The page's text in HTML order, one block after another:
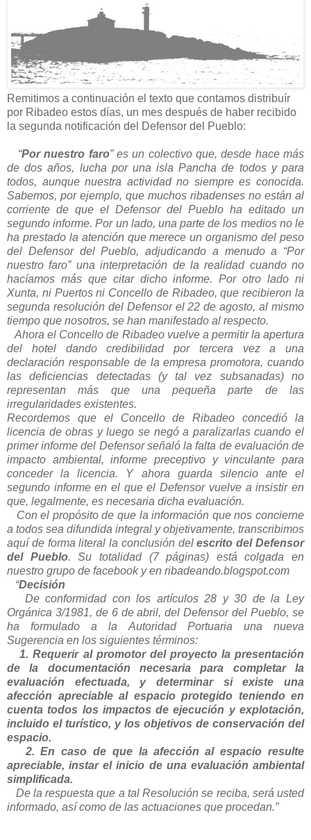
Remitimos a continuación el texto que contamos distribuír
por Ribadeo estos días, un mes después de haber recibido
la segunda notificación del Defensor del Pueblo:
“Por nuestro faro” es un colectivo que, desde hace más
de dos años, lucha por una isla Pancha de todos y para
todos, aunque nuestra actividad no siempre es conocida.
Sabemos, por ejemplo, que muchos ribadenses no están al
corriente de que el Defensor del Pueblo ha editado un
segundo informe. Por un lado, una parte de los medios no le
ha prestado la atención que merece un organismo del peso
del Defensor del Pueblo, adjudicando a menudo a “Por
nuestro faro” una interpretación de la realidad cuando no
hacíamos más que citar dicho informe. Por otro lado ni
Xunta, ni Puertos ni Concello de Ribadeo, que recibieron la
segunda resolución del Defensor el 22 de agosto, al mismo
tiempo que nosotros, se han manifestado al respecto.
Ahora el Concello de Ribadeo vuelve a permitir la apertura
del hotel dando credibilidad por tercera vez a una
declaración responsable de la empresa promotora, cuando
las deficiencias detectadas (y tal vez subsanadas) no
representan más que una pequeña parte de las
irregularidades existentes.
Recordemos que el Concello de Ribadeo concedió la
licencia de obras y luego se negó a paralizarlas cuando el
primer informe del Defensor señaló la falta de evaluación de
impacto ambiental, informe preceptivo y vinculante para
conceder la licencia. Y ahora guarda silencio ante el
segundo informe en el que el Defensor vuelve a insistir en
que, legalmente, es necesaria dicha evaluación.
Con el propósito de que la información que nos concierne
a todos sea difundida integral y objetivamente, transcribimos
aquí de forma literal la conclusión delescrito del Defensor
del Pueblo. Su totalidad (7 páginas) está colgada en
nuestro grupo de facebook y en ribadeando.blogspot.com
“Decisión
De conformidad con los artículos 28 y 30 de la Ley
Orgánica 3/1981, de 6 de abril, del Defensor del Pueblo, se
ha formulado a la Autoridad Portuaria una nueva
Sugerencia en los siguientes términos:
1. Requerir al promotor del proyecto la presentación
de la documentación necesaria para completar la
evaluación efectuada, y determinar si existe una
afección apreciable al espacio protegido teniendo en
cuenta todos los impactos de ejecución y explotación,
incluido el turístico, y los objetivos de conservación del
espacio.
2. En caso de que la afección al espacio resulte
apreciable, instar el inicio de una evaluación ambiental
simplificada.
De la respuesta que a tal Resolución se reciba, será usted
informado, así como de las actuaciones que procedan.”